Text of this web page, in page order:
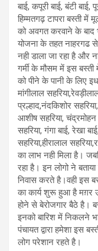
बाई, कपूरी बाई, बंटी बाई,
हिम्मतगढ़ टापरा बस्ती
को अवगत करवाने के बाद
योजना के तहत नाहरगढ से
नही डाला जा रहा है और
गर्मी के मौसम में इस
को पीने के पानी के लिए
मांगीलाल
प्रल्हाद,नंदकिशोर
आशीष सहरिया, चंद्रमोहन
सहरिया, गंगा बाई, रेखा
सहरिया,हीरालाल
का लाभ नही मिला है।
रहा है। इन लोगो ने
निवास करते है।वही इस
का कार्य शुरू हुआ है मग़र
होने से बेरोजगार बैठे है।
इनको बारिश में निकलने
पंचायत द्वारा हमेशा इस
लोग परेशान रहते है।